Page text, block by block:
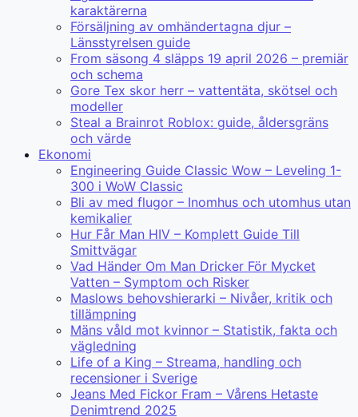
karaktärerna
Försäljning av omhändertagna djur –
Länsstyrelsen guide
From säsong 4 släpps 19 april 2026 – premiär
och schema
Gore Tex skor herr – vattentäta, skötsel och
modeller
Steal a Brainrot Roblox: guide, åldersgräns
och värde
Ekonomi
Engineering Guide Classic Wow – Leveling 1-
300 i WoW Classic
Bli av med flugor – Inomhus och utomhus utan
kemikalier
Hur Får Man HIV – Komplett Guide Till
Smittvägar
Vad Händer Om Man Dricker För Mycket
Vatten – Symptom och Risker
Maslows behovshierarki – Nivåer, kritik och
tillämpning
Mäns våld mot kvinnor – Statistik, fakta och
vägledning
Life of a King – Streama, handling och
recensioner i Sverige
Jeans Med Fickor Fram – Vårens Hetaste
Denimtrend 2025